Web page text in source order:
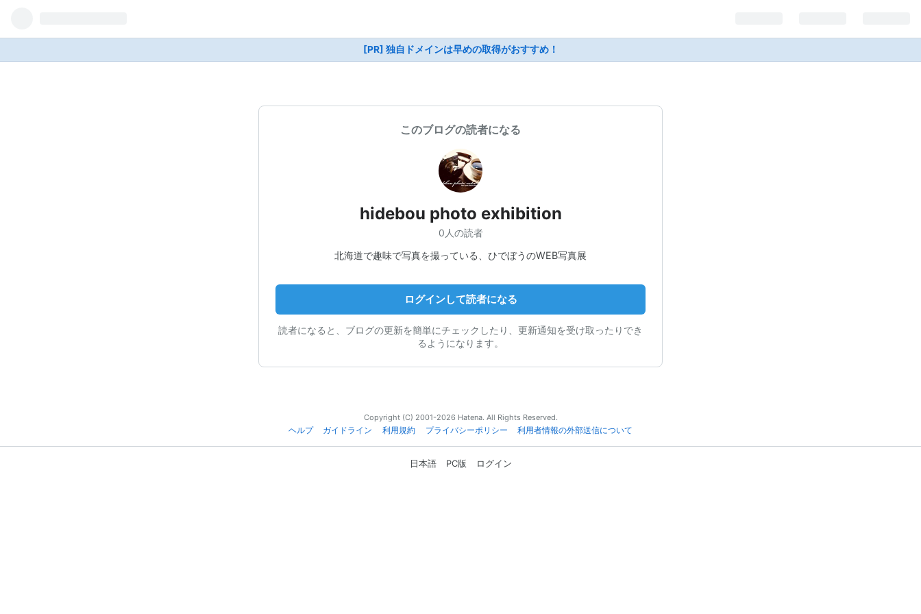
[PR] 独自ドメインは早めの取得がおすすめ！
このブログの読者になる
hidebou photo exhibition
0人の読者
北海道で趣味で写真を撮っている、ひでぼうのWEB写真展
ログインして読者になる
読者になると、ブログの更新を簡単にチェックしたり、更新通知を受け取ったりでき
るようになります。
Copyright (C) 2001-2026 Hatena. All Rights Reserved.
ヘルプ
ガイドライン 利用規約 プライバシーポリシー 利用者情報の外部送信について
日本語 PC版 ログイン